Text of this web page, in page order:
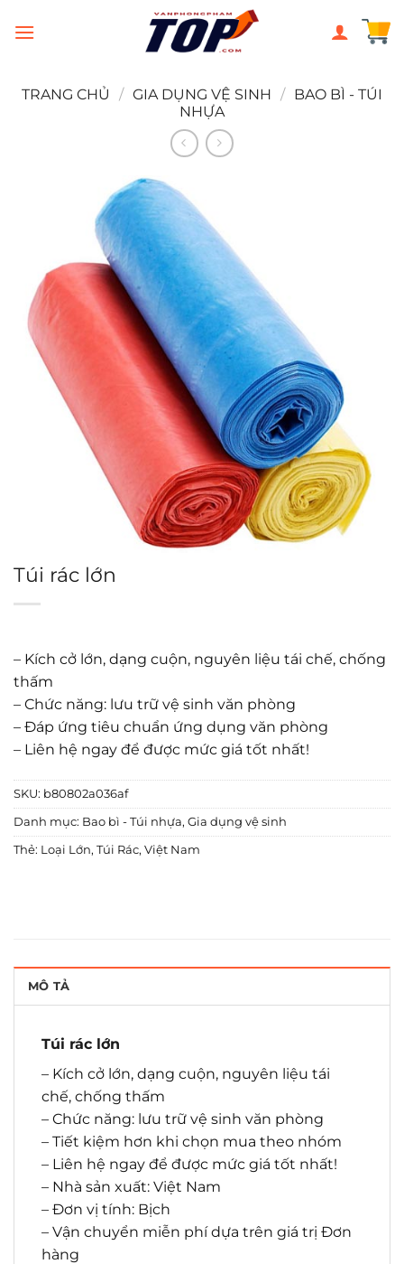
đến
TRANG CHỦ
/ GIA DỤNG VỆ SINH / BAO BÌ - TÚI
NHỰA
Túi rác lớn
– Kích cở lớn, dạng cuộn, nguyên liệu tái chế, chống
thấm
– Chức năng: lưu trữ vệ sinh văn phòng
– Đáp ứng tiêu chuẩn ứng dụng văn phòng
– Liên hệ ngay để được mức giá tốt nhất!
SKU: b80802a036af
Danh mục: Bao bì - Túi nhựa, Gia dụng vệ sinh
Thẻ: Loại Lớn, Túi Rác, Việt Nam
MÔ TẢ
Túi rác lớn
– Kích cở lớn, dạng cuộn, nguyên liệu tái
chế, chống thấm
– Chức năng: lưu trữ vệ sinh văn phòng
– Tiết kiệm hơn khi chọn mua theo nhóm
– Liên hệ ngay để được mức giá tốt nhất!
– Nhà sản xuất: Việt Nam
– Đơn vị tính: Bịch
– Vận chuyển miễn phí dựa trên giá trị Đơn
hàng